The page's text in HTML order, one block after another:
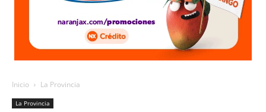
Inicio La Provincia
La Provincia